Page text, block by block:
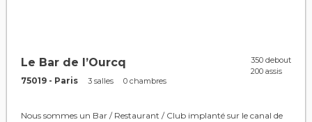
Le Bar de l’Ourcq
75019 - Paris 3 salles 0 chambres
350 debout
200 assis
Nous sommes un Bar / Restaurant / Club implanté sur le canal de